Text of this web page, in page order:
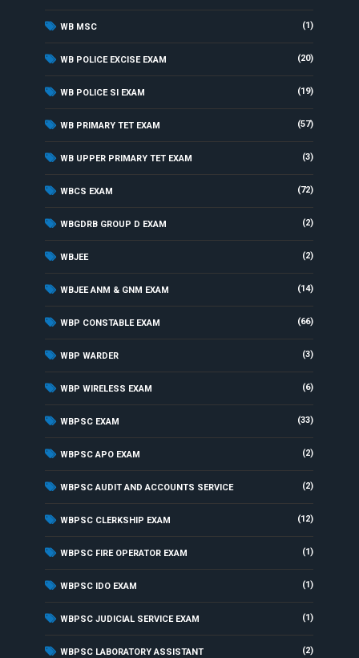
WB MSC (1)
WB POLICE EXCISE EXAM (20)
WB POLICE SI EXAM (19)
WB PRIMARY TET EXAM (57)
WB UPPER PRIMARY TET EXAM (3)
WBCS EXAM (72)
WBGDRB GROUP D EXAM (2)
WBJEE (2)
WBJEE ANM & GNM EXAM (14)
WBP CONSTABLE EXAM (66)
WBP WARDER (3)
WBP WIRELESS EXAM (6)
WBPSC EXAM (33)
WBPSC APO EXAM (2)
WBPSC AUDIT AND ACCOUNTS SERVICE (2)
WBPSC CLERKSHIP EXAM (12)
WBPSC FIRE OPERATOR EXAM (1)
WBPSC IDO EXAM (1)
WBPSC JUDICIAL SERVICE EXAM (1)
WBPSC LABORATORY ASSISTANT (2)